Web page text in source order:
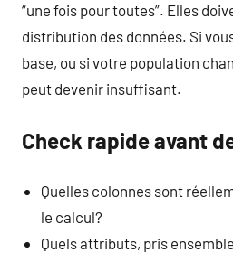
“une fois pour toutes”. Elles
distribution des données. Si
base, ou si votre population
peut devenir insuffisant.
Check rapide avant
Quelles colonnes sont
le calcul?
Quels attributs, pris